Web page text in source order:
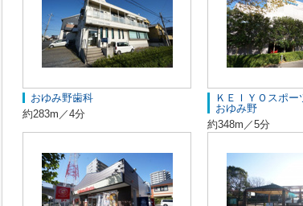
おゆみ野歯科
約283m／4分
ＫＥＩＹＯスポー
おゆみ野
約348m／5分